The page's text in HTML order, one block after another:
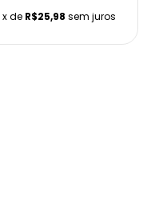
x de R$25,98 sem juros